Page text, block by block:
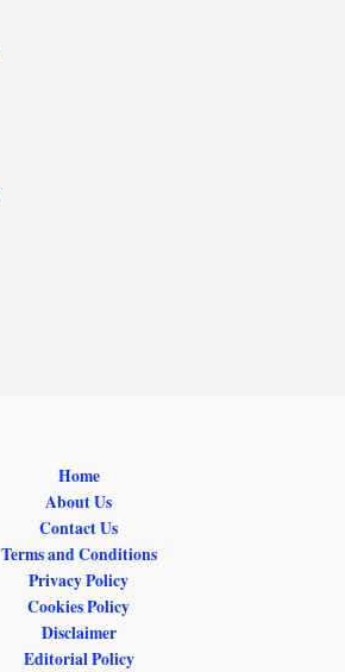
Home
About Us
Contact Us
Terms and Conditions
Privacy Policy
Cookies Policy
Disclaimer
Editorial Policy